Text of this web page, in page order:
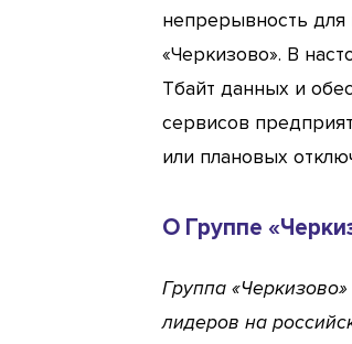
непрерывность
«Черкизово». В
Tбайт данных и
сервисов
или плановых
О Группе
Группа
лидеров на